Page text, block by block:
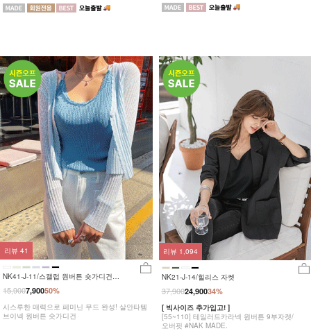
NK41-J-11/스캘럽 원버튼 숏가디건
_JY,HR
50%
15,9007,900
시스루한 매력으로 페미닌 무드 완성! 살안타템
브이넥 원버튼 숏가디건
리뷰 41
NK21-J-14/힐리스 자켓
34%
37,90024,900
[ 빅사이즈 추가입고! ]
[55~110] 테일러드카라넥 원버튼 9부자켓/
오버핏 #NAK MADE.
리뷰 1,094